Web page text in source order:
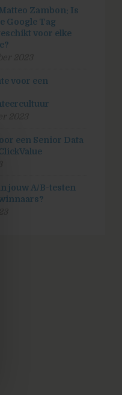
Zambon: Is
Google Tag
voor elke
voor een
2023
een Senior Data
jouw A/B-testen